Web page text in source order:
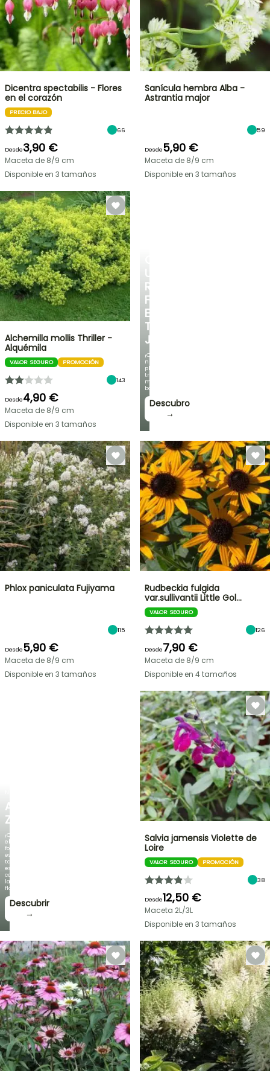
UN
RINCÓN
FRESCO
EN
TU
JARDÍN
¡Con
nuestras
plantas
trepadoras
más
bonitas!
Descubro
→
AGAPANTHUS
ZAMBEZI
¡Cuando
el
follaje
es
tan
espectacular
como
la
floración!
Descubrir
→
Dicentra spectabilis - Flores
en el corazón
PRECIO BAJO
66
Desde3,90 €
Maceta de 8/9 cm
Disponible en 3 tamaños
Sanícula hembra Alba -
Astrantia major
59
Desde5,90 €
Maceta de 8/9 cm
Disponible en 3 tamaños
Alchemilla mollis Thriller -
Alquémila
VALOR SEGURO PROMOCIÓN
143
Desde4,90 €
Maceta de 8/9 cm
Disponible en 3 tamaños
Phlox paniculata Fujiyama
115
Desde5,90 €
Maceta de 8/9 cm
Disponible en 3 tamaños
Rudbeckia fulgida
var.sullivantii Little Gol…
VALOR SEGURO
126
Desde7,90 €
Maceta de 8/9 cm
Disponible en 4 tamaños
Salvia jamensis Violette de
Loire
VALOR SEGURO PROMOCIÓN
38
Desde12,50 €
Maceta 2L/3L
Disponible en 3 tamaños